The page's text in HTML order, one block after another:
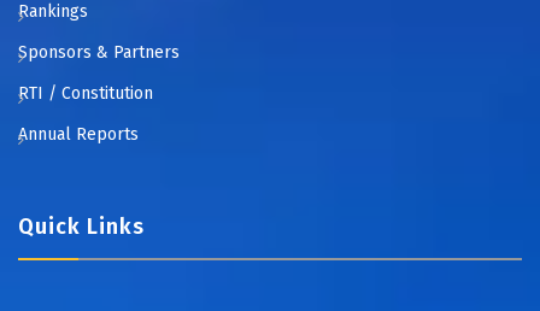
Rankings
Sponsors & Partners
RTI / Constitution
Annual Reports
Quick Links